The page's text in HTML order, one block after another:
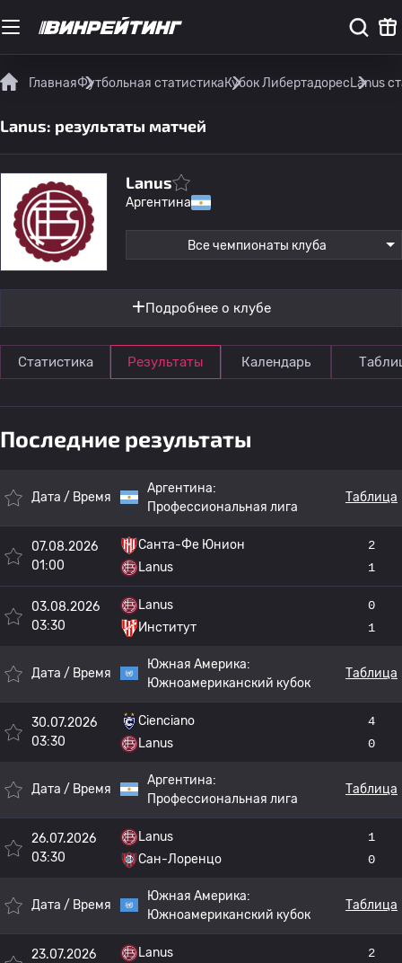
ГлавнаяФутбольная статистикаКубок ЛибертадоресLanus
Lanus: результаты матчей
Lanus
Аргентина
Все чемпионаты клуба
Подробнее о клубе
Статистика Результаты Календарь
Последние результаты
Дата / Время
Аргентина:
Профессиональная лига
Таблица
07.08.2026
01:00
Санта-Фе Юнион
Lanus
2
1
03.08.2026
03:30
Lanus
Институт
0
1
Дата / Время
Южная Америка:
Южноамериканский кубок
Таблица
30.07.2026
03:30
Cienciano
Lanus
4
0
Дата / Время
Аргентина:
Профессиональная лига
Таблица
26.07.2026
03:30
Lanus
Сан-Лоренцо
1
0
Дата / Время
Южная Америка:
Южноамериканский кубок
Таблица
23.07.2026
Lanus
2